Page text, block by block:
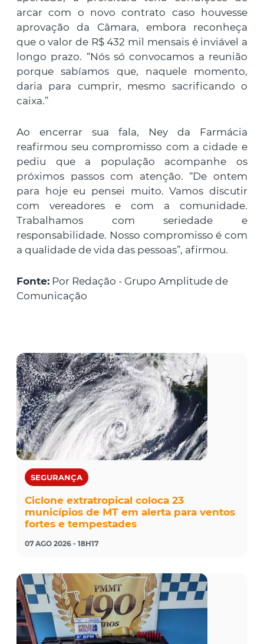
arcar com o novo contrato caso houvesse
aprovação da Câmara, embora reconheça
que o valor de R$ 432 mil mensais é inviável a
longo prazo. “Nós só convocamos a reunião
porque sabíamos que, naquele momento,
daria para cumprir, mesmo sacrificando o
caixa.”
Ao encerrar sua fala, Ney da Farmácia
reafirmou seu compromisso com a cidade e
pediu que a população acompanhe os
próximos passos com atenção. “De ontem
para hoje eu pensei muito. Vamos discutir
com vereadores e com a comunidade.
Trabalhamos com seriedade e
responsabilidade. Nosso compromisso é com
a qualidade de vida das pessoas”, afirmou.
Fonte: Por Redação - Grupo Amplitude de
Comunicação
SEGURANÇA
Ciclone extratropical coloca 23
municípios de MT em alerta para ventos
fortes e tempestades
07 AGO 2026 - 18H17